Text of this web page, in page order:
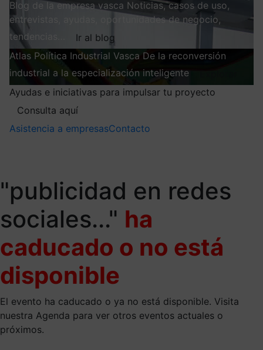
Blog de la empresa vasca Noticias, casos de uso,
entrevistas, ayudas, oportunidades de negocio,
tendencias…
Ir al blog
Atlas Política Industrial Vasca De la reconversión
industrial a la especialización inteligente
Ayudas e iniciativas para impulsar tu proyecto
Consulta aquí
Asistencia a empresasContacto
"publicidad en redes
sociales..." ha
caducado o no está
disponible
El evento ha caducado o ya no está disponible. Visita
nuestra Agenda para ver otros eventos actuales o
próximos.